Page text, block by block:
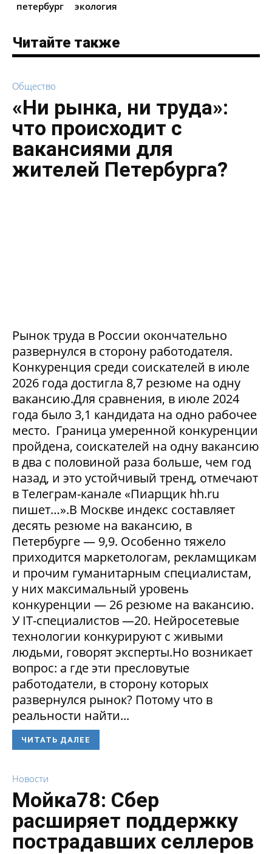
петербург экология
Читайте также
Общество
«Ни рынка, ни труда»:
что происходит с
вакансиями для
жителей Петербурга?
Рынок труда в России окончательно
развернулся в сторону работодателя.
Конкуренция среди соискателей в июле
2026 года достигла 8,7 резюме на одну
вакансию.Для сравнения, в июле 2024
года было 3,1 кандидата на одно рабочее
место. Граница умеренной конкуренции
пройдена, соискателей на одну вакансию
в два с половиной раза больше, чем год
назад, и это устойчивый тренд, отмечают
в Телеграм-канале «Пиарщик hh.ru
пишет…».В Москве индекс составляет
десять резюме на вакансию, в
Петербурге — 9,9. Особенно тяжело
приходится маркетологам, рекламщикам
и прочим гуманитарным специалистам,
у них максимальный уровень
конкуренции — 26 резюме на вакансию.
У IT-специалистов —20. Нейросетевые
технологии конкурируют с живыми
людьми, говорят эксперты.Но возникает
вопрос: а где эти пресловутые
работодатели, в сторону которых
развернулся рынок? Потому что в
реальности найти...
ЧИТАТЬ ДАЛЕЕ
Новости
Мойка78: Сбер
расширяет поддержку
пострадавших селлеров